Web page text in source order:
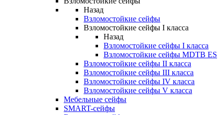
Назад
Взломостойкие сейфы
Взломостойкие сейфы I класса
Назад
Взломостойкие сейфы I класса
Взломостойкие сейфы MDTB ES
Взломостойкие сейфы II класса
Взломостойкие сейфы III класса
Взломостойкие сейфы IV класса
Взломостойкие сейфы V класса
Мебельные сейфы
SMART-сейфы